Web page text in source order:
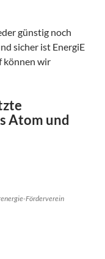
günstig noch
sicher ist EnergiE
können wir
Atom und
Förderverein